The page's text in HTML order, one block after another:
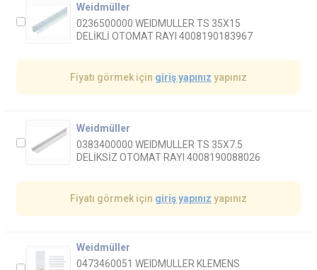
Weidmüller
0236500000 WEIDMULLER TS 35X15
DELİKLİ OTOMAT RAYI 4008190183967
Fiyatı görmek için giriş yapınız yapınız
Weidmüller
0383400000 WEIDMULLER TS 35X7.5
DELİKSİZ OTOMAT RAYI 4008190088026
Fiyatı görmek için giriş yapınız yapınız
Weidmüller
0473460051 WEIDMULLER KLEMENS